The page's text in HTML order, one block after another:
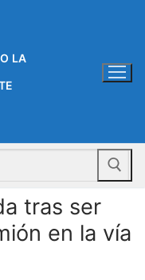
LA
tras ser
en la vía